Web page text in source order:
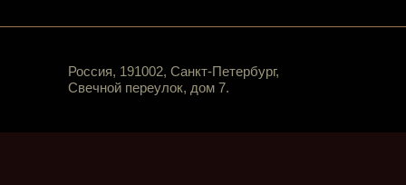
Россия, 191002, Санкт-Петербург,
Свечной переулок, дом 7.